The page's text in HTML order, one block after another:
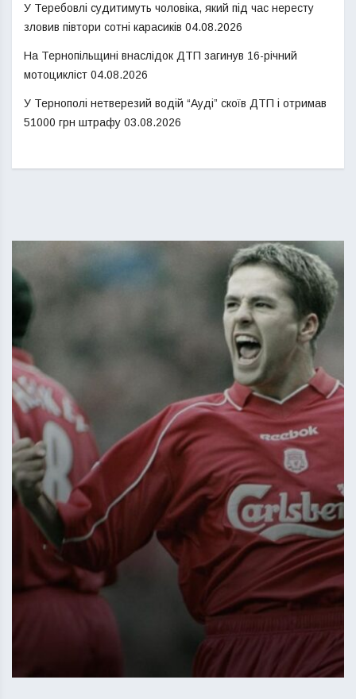
У Теребовлі судитимуть чоловіка, який під час нересту
зловив півтори сотні карасиків 04.08.2026
На Тернопільщині внаслідок ДТП загинув 16-річний
мотоцикліст 04.08.2026
У Тернополі нетверезий водій “Ауді” скоїв ДТП і отримав
51000 грн штрафу 03.08.2026